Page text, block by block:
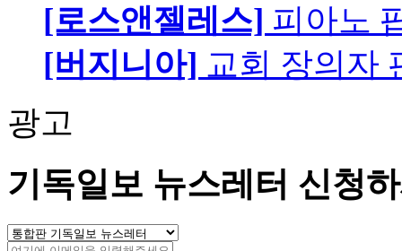
[로스앤젤레스] 피아노
[버지니아] 교회 장의자
광고
기독일보 뉴스레터 신청